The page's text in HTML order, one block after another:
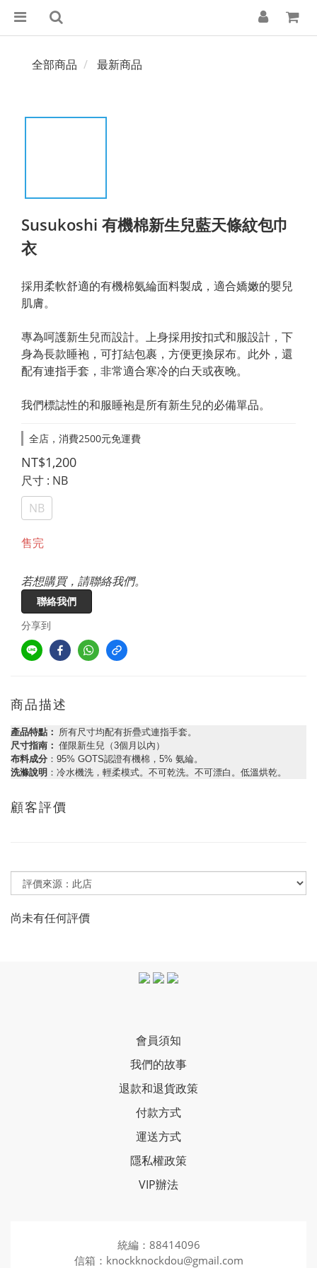
全部商品 最新商品
Susukoshi 有機棉新生兒藍天條紋包巾
衣
採用柔軟舒適的有機棉氨綸面料製成，適合嬌嫩的嬰兒
肌膚。
專為呵護新生兒而設計。上身採用按扣式和服設計，下
身為長款睡袍，可打結包裹，方便更換尿布。此外，還
配有連指手套，非常適合寒冷的白天或夜晚。
我們標誌性的和服睡袍是所有新生兒的必備單品。
全店，消費2500元免運費
NT$1,200
尺寸 : NB
NB
售完
若想購買，請聯絡我們。
聯絡我們
分享到
商品描述
產品特點： 所有尺寸均配有折疊式連指手套。
尺寸指南： 僅限新生兒（3個月以內）
布料成分 ：95% GOTS認證有機棉，5% 氨綸。
洗滌說明 ：冷水機洗，輕柔模式。不可乾洗。不可漂白。低溫烘乾。
顧客評價
尚未有任何評價
會員須知
我們的故事
退款和退貨政策
付款方式
運送方式
隱私權政策
VIP辦法
統編：88414096
信箱：knockknockdou@gmail.com